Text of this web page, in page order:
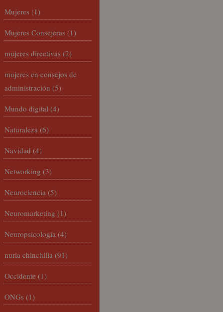
Mujeres (1)
Mujeres Consejeras (1)
mujeres directivas (2)
mujeres en consejos de
administración (5)
Mundo digital (4)
Naturaleza (6)
Navidad (4)
Networking (3)
Neurociencia (5)
Neuromarketing (1)
Neuropsicología (4)
nuria chinchilla (91)
Occidente (1)
ONGs (1)